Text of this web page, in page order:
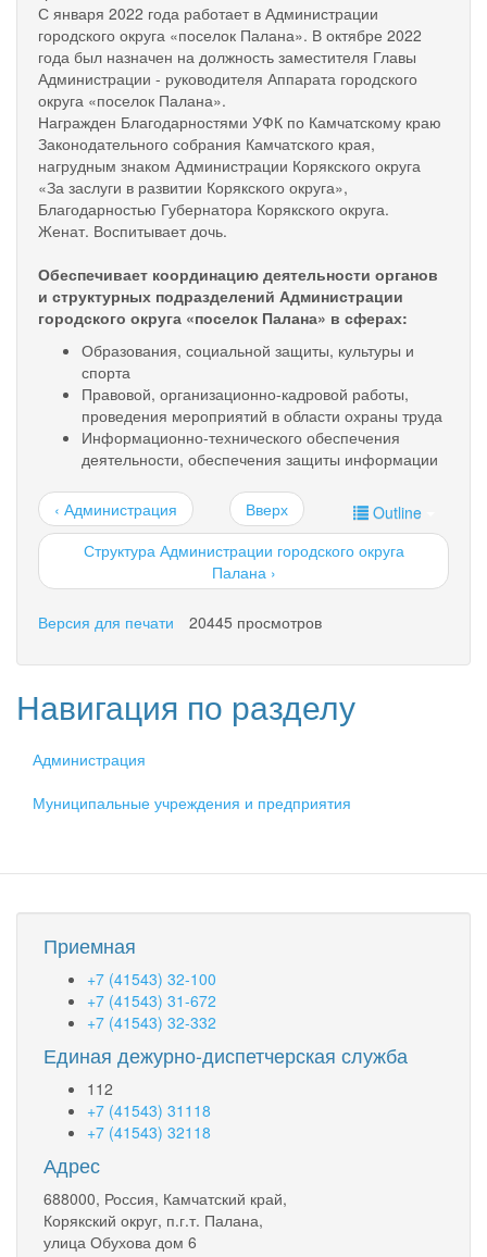
С января 2022 года работает в Администрации
городского округа «поселок Палана». В октябре 2022
года был назначен на должность заместителя Главы
Администрации - руководителя Аппарата городского
округа «поселок Палана».
Награжден Благодарностями УФК по Камчатскому краю
Законодательного собрания Камчатского края,
нагрудным знаком Администрации Корякского округа
«За заслуги в развитии Корякского округа»,
Благодарностью Губернатора Корякского округа.
Женат. Воспитывает дочь.
Обеспечивает координацию деятельности органов
и структурных подразделений Администрации
городского округа «поселок Палана» в сферах:
Образования, социальной защиты, культуры и
спорта
Правовой, организационно-кадровой работы,
проведения мероприятий в области охраны труда
Информационно-технического обеспечения
деятельности, обеспечения защиты информации
Outline
‹ Администрация
Вверх
Структура Администрации городского округа
Палана ›
Версия для печати 20445 просмотров
Навигация по разделу
Администрация
Муниципальные учреждения и предприятия
Приемная
+7 (41543) 32-100
+7 (41543) 31-672
+7 (41543) 32-332
Единая дежурно-диспетчерская служба
112
+7 (41543) 31118
+7 (41543) 32118
Адрес
688000, Россия, Камчатский край,
Корякский округ, п.г.т. Палана,
улица Обухова дом 6